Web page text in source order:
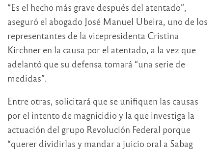
“Es el hecho más grave después del atentado”,
aseguró el abogado José Manuel Ubeira, uno de los
representantes de la vicepresidenta Cristina
Kirchner en la causa por el atentado, a la vez que
adelantó que su defensa tomará “una serie de
medidas”.
Entre otras, solicitará que se unifiquen las causas
por el intento de magnicidio y la que investiga la
actuación del grupo Revolución Federal porque
“querer dividirlas y mandar a juicio oral a Sabag